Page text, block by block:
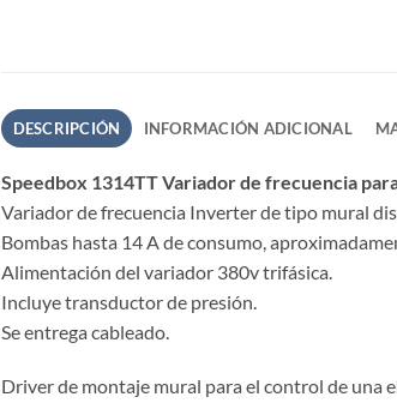
DESCRIPCIÓN INFORMACIÓN ADICIONAL
Speedbox 1314TT Variador de frecuencia
Variador de frecuencia Inverter de tipo mural
Bombas hasta 14 A de consumo,
Alimentación del variador 380v trifásica.
Incluye transductor de presión.
Se entrega cableado.
Driver de montaje mural para el control de una